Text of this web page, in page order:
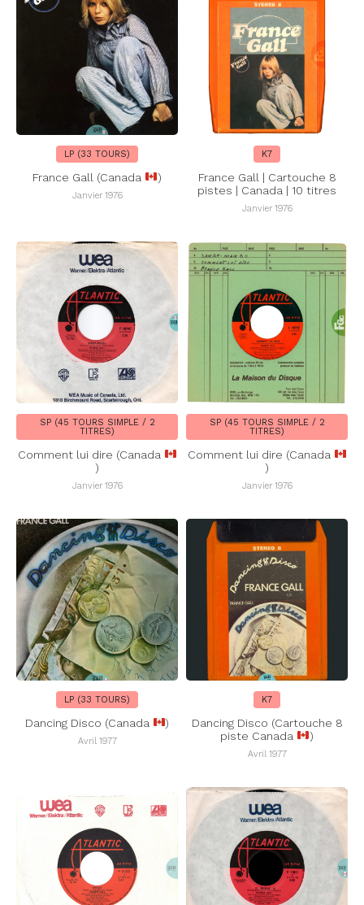
LP (33 TOURS)
France Gall (Canada )
Janvier 1976
K7
France Gall | Cartouche 8
pistes | Canada | 10 titres
Janvier 1976
SP (45 TOURS SIMPLE / 2
TITRES)
Comment lui dire (Canada
)
Janvier 1976
SP (45 TOURS SIMPLE / 2
TITRES)
Comment lui dire (Canada
)
Janvier 1976
LP (33 TOURS)
Dancing Disco (Canada )
Avril 1977
K7
Dancing Disco (Cartouche 8
piste Canada
)
Avril 1977